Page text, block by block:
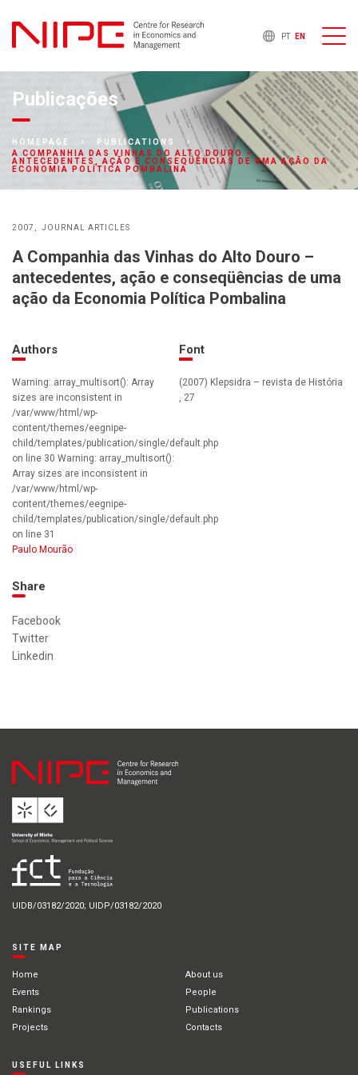
PT EN
Publicações
HOMEPAGE
PUBLICATIONS
A COMPANHIA DAS VINHAS DO ALTO DOURO –
ANTECEDENTES, AÇÃO E CONSEQÜÊNCIAS DE UMA AÇÃO DA
ECONOMIA POLÍTICA POMBALINA
2007 JOURNAL ARTICLES
A Companhia das Vinhas do Alto Douro –
antecedentes, ação e conseqüências de uma
ação da Economia Política Pombalina
Authors
Warning: array_multisort(): Array
sizes are inconsistent in
/var/www/html/wp-
content/themes/eegnipe-
child/templates/publication/single/default.php
on line 30 Warning: array_multisort():
Array sizes are inconsistent in
/var/www/html/wp-
content/themes/eegnipe-
child/templates/publication/single/default.php
on line 31
Paulo Mourão
Font
(2007) Klepsidra – revista de História
, 27
Share
Facebook
Twitter
Linkedin
UIDB/03182/2020; UIDP/03182/2020
SITE MAP
Home
About us
Events
People
Rankings
Publications
Projects
Contacts
USEFUL LINKS